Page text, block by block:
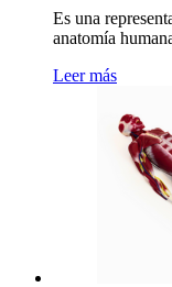
Es una
anatomía
Leer más